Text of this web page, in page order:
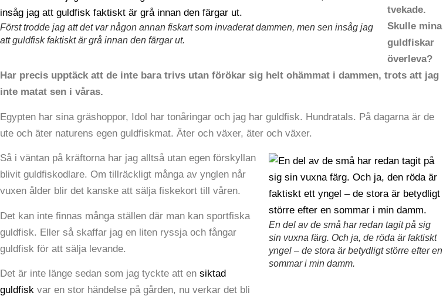
Först trodde jag att det var någon annan fiskart som invaderat dammen, men sen insåg jag
att guldfisk faktiskt är grå innan den färgar ut.
tvekade.
Skulle mina
guldfiskar
överleva?
Har precis upptäck att de inte bara trivs utan förökar sig helt ohämmat i dammen, trots att jag
inte matat sen i våras.
Egypten har sina gräshoppor, Idol har tonåringar och jag har guldfisk. Hundratals. På dagarna är de
ute och äter naturens egen guldfiskmat. Äter och växer, äter och växer.
En del av de små har redan tagit på sig
sin vuxna färg. Och ja, de röda är faktiskt
yngel – de stora är betydligt större efter en
sommar i min damm.
Så i väntan på kräftorna har jag alltså utan egen förskyllan
blivit guldfiskodlare. Om tillräckligt många av ynglen når
vuxen ålder blir det kanske att sälja fiskekort till våren.
Det kan inte finnas många ställen där man kan sportfiska
guldfisk. Eller så skaffar jag en liten ryssja och fångar
guldfisk för att sälja levande.
Det är inte länge sedan som jag tyckte att en siktad
guldfisk var en stor händelse på gården, nu verkar det bli